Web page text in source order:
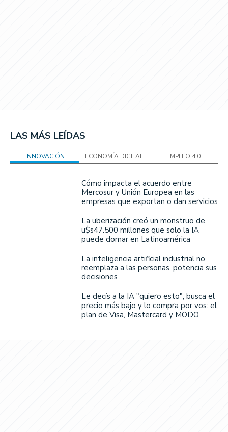
LAS MÁS LEÍDAS
INNOVACIÓN ECONOMÍA DIGITAL EMPLEO 4.0
Cómo impacta el acuerdo entre
Mercosur y Unión Europea en las
empresas que exportan o dan servicios
La uberización creó un monstruo de
u$s47.500 millones que solo la IA
puede domar en Latinoamérica
La inteligencia artificial industrial no
reemplaza a las personas, potencia sus
decisiones
Le decís a la IA "quiero esto", busca el
precio más bajo y lo compra por vos: el
plan de Visa, Mastercard y MODO